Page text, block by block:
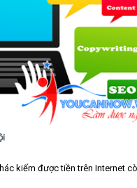
kiếm được tiền trên Internet